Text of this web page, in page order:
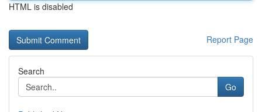
HTML is disabled
Report Page
Search
Go